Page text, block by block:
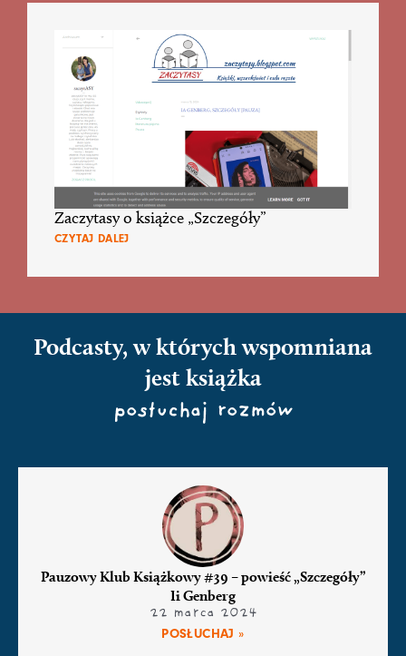
Zaczytasy o książce „Szczegóły”
CZYTAJ DALEJ
Podcasty, w których wspomniana
jest książka
posłuchaj rozmów
Pauzowy Klub Książkowy #39 – powieść „Szczegóły”
Ii Genberg
22 marca 2024
POSŁUCHAJ »